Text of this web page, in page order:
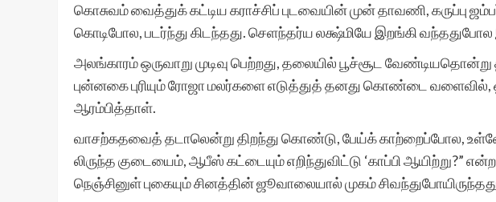
கொசுவம் வைத்துக் கட்டிய கராச்சிப் புடவையின் முன் தாவணி, கருப்பு
கொடிபோல, படர்ந்து கிடந்தது. செளந்தர்ய லக்ஷ்மியே இறங்கி
அலங்காரம் ஒருவாறு முடிவு பெற்றது, தலையில் பூச்சூட வேண்டியதொன்று
புன்னகை புரியும் ரோஜா மலர்களை எடுத்துத் தனது கொண்டை
ஆரம்பித்தாள்.
வாசற்கதவைத் தடாலென்று திறந்து கொண்டு, பேய்க் காற்றைப்போல,
லிருந்த குடையைம், ஆபீஸ் கட்டையும் எறிந்துவிட்டு ‘காப்பி
நெஞ்சினுள் புகையும் சினத்தின் ஜூவாலையால் முகம்